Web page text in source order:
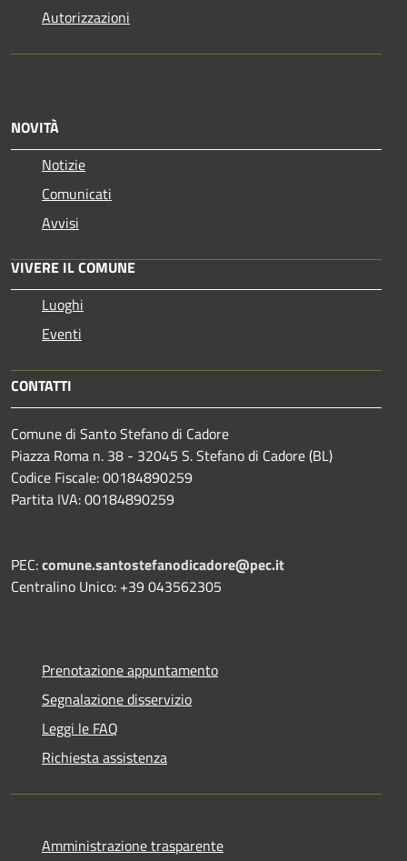
Autorizzazioni
NOVITÀ
Notizie
Comunicati
Avvisi
VIVERE IL COMUNE
Luoghi
Eventi
CONTATTI
Comune di Santo Stefano di Cadore
Piazza Roma n. 38 - 32045 S. Stefano di Cadore (BL)
Codice Fiscale: 00184890259
Partita IVA: 00184890259
PEC:comune.santostefanodicadore@pec.it
Centralino Unico: +39 043562305
Prenotazione appuntamento
Segnalazione disservizio
Leggi le FAQ
Richiesta assistenza
Amministrazione trasparente